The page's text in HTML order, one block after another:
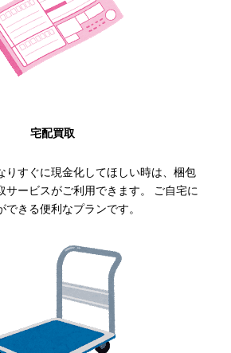
宅配買取
りすぐに現金化してほしい時は、梱包
サービスがご利用できます。 ご自宅に
きる便利なプランです。